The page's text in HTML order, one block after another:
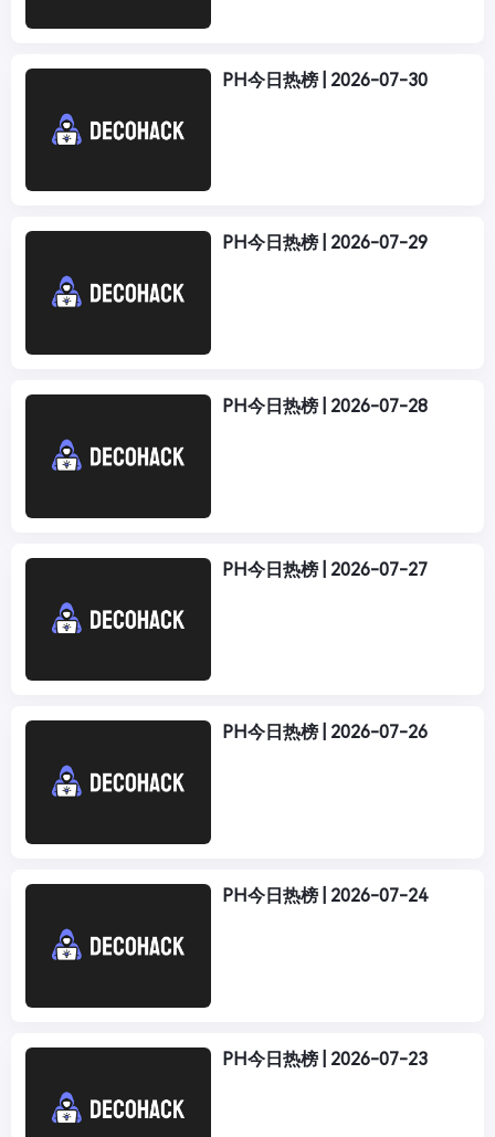
PH今日热榜 | 2026-07-30
PH今日热榜 | 2026-07-29
PH今日热榜 | 2026-07-28
PH今日热榜 | 2026-07-27
PH今日热榜 | 2026-07-26
PH今日热榜 | 2026-07-24
PH今日热榜 | 2026-07-23